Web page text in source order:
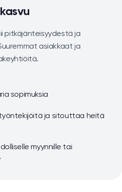
pitkäjänteisyydestä ja
asiakkaat ja
sopimuksia
ja sitouttaa heitä
myynnille tai